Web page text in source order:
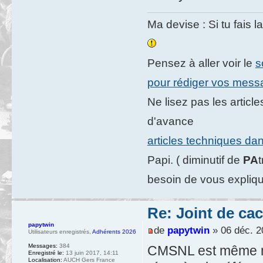
Ma devise : Si tu fais
Pensez à aller voir le
pour rédiger vos
Ne lisez pas les
d'avance
articles techniques
Papi. ( diminutif de PA
besoin de vous
Re: Joint de
de papytwin» 06 déc.
CMSNL est
papytwin
Utilisateurs enregistrés Adhérents 2026
Messages: 384
Enregistré le: 13 juin 2017, 14:11
Localisation: AUCH Gers France